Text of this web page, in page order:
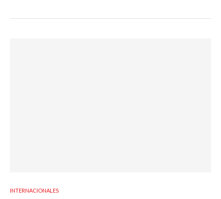
INTERNACIONALES